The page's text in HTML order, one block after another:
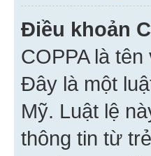
Điều khoản
COPPA là
Đây là một
Mỹ. Luật lệ
thông tin từ